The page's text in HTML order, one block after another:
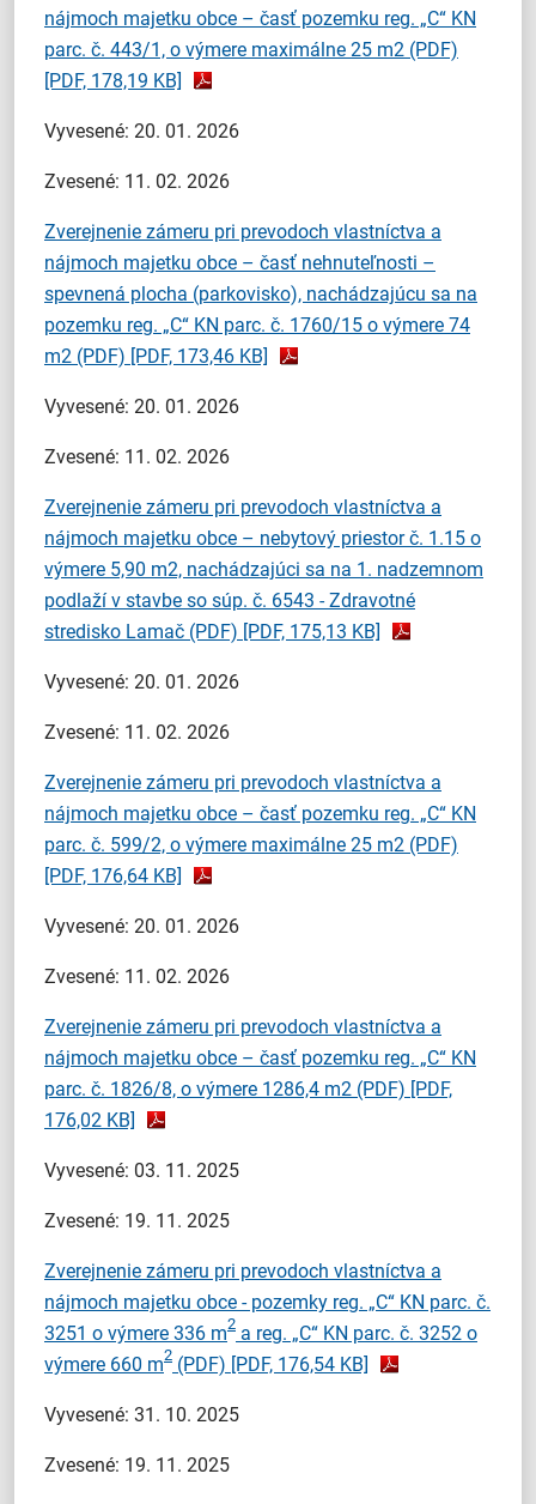
nájmoch majetku obce – časť pozemku reg. „C“ KN
parc. č. 443/1, o výmere maximálne 25 m2 (PDF)
[PDF, 178,19 KB]
Vyvesené: 20. 01. 2026
Zvesené: 11. 02. 2026
Zverejnenie zámeru pri prevodoch vlastníctva a
nájmoch majetku obce – časť nehnuteľnosti –
spevnená plocha (parkovisko), nachádzajúcu sa na
pozemku reg. „C“ KN parc. č. 1760/15 o výmere 74
m2 (PDF) [PDF, 173,46 KB]
Vyvesené: 20. 01. 2026
Zvesené: 11. 02. 2026
Zverejnenie zámeru pri prevodoch vlastníctva a
nájmoch majetku obce – nebytový priestor č. 1.15 o
výmere 5,90 m2, nachádzajúci sa na 1. nadzemnom
podlaží v stavbe so súp. č. 6543 - Zdravotné
stredisko Lamač (PDF) [PDF, 175,13 KB]
Vyvesené: 20. 01. 2026
Zvesené: 11. 02. 2026
Zverejnenie zámeru pri prevodoch vlastníctva a
nájmoch majetku obce – časť pozemku reg. „C“ KN
parc. č. 599/2, o výmere maximálne 25 m2 (PDF)
[PDF, 176,64 KB]
Vyvesené: 20. 01. 2026
Zvesené: 11. 02. 2026
Zverejnenie zámeru pri prevodoch vlastníctva a
nájmoch majetku obce – časť pozemku reg. „C“ KN
parc. č. 1826/8, o výmere 1286,4 m2 (PDF) [PDF,
176,02 KB]
Vyvesené: 03. 11. 2025
Zvesené: 19. 11. 2025
Zverejnenie zámeru pri prevodoch vlastníctva a
nájmoch majetku obce - pozemky reg. „C“ KN parc. č.
3251 o výmere 336 m2 a reg. „C“ KN parc. č. 3252 o
výmere 660 m2 (PDF) [PDF, 176,54 KB]
Vyvesené: 31. 10. 2025
Zvesené: 19. 11. 2025